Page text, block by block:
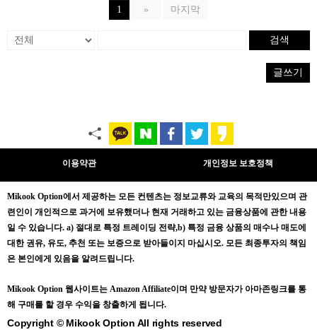
1 » 마지막
검색
글쓰기
이용약관 개인정보 보호정책
Mikook Option에서 제공하는 모든 컨텐츠는 정보교류와 교육의 목적만있으며 관
련인이 개인적으로 과거에 보유했더나 현재 거래하고 있는 금융상품에 관한 내용
일 수 있습니다. a) 절대로 특정 트레이딩 전략,b) 특정 금융 상품의 매수나 매도에
대한 권유, 유도, 추천 또는 보증으로 받아들이지 마십시오. 모든 최종투자의 책임
은 본인에게 있음을 알려드립니다.
Mikook Option 웹사이트는 Amazon Affiliate이며 만약 방문자가 아마존링크를 통
해 구매를 할 경우 수익을 창출하게 됩니다.
Copyright © Mikook Option All rights reserved